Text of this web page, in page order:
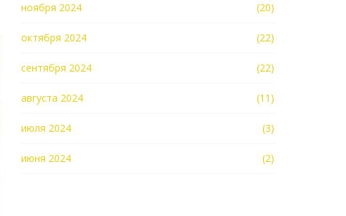
ноября 2024 (20)
октября 2024 (22)
сентября 2024 (22)
августа 2024 (11)
июля 2024 (3)
июня 2024 (2)